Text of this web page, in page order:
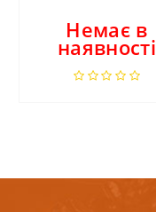
Немає в
наявності